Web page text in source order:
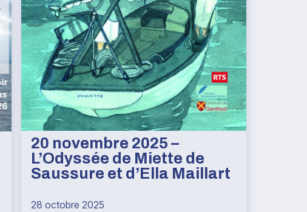
20 novembre 2025 –
L’Odyssée de Miette de
Saussure et d’Ella Maillart
28 octobre 2025